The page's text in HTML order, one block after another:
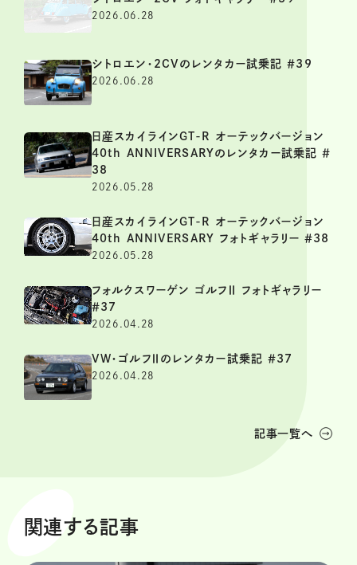
2026.06.28
シトロエン・2CVのレンタカー試乗記 ＃39
2026.06.28
日産スカイラインGT-R オーテックバージョン
40th ANNIVERSARYのレンタカー試乗記 ＃
38
2026.05.28
日産スカイラインGT-R オーテックバージョン
40th ANNIVERSARY フォトギャラリー ＃38
2026.05.28
フォルクスワーゲン ゴルフⅡ フォトギャラリー
＃37
2026.04.28
VW・ゴルフⅡのレンタカー試乗記 ＃37
2026.04.28
記事一覧へ
関連する記事